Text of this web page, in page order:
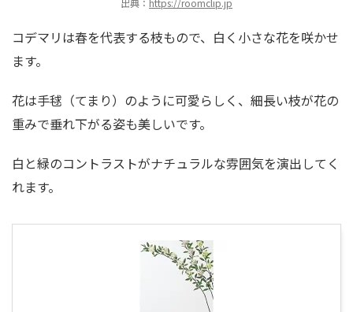
出典： https://roomclip.jp
コデマリは春を代表する枝もので、白く小さな花を咲かせ
ます。
花は手毬（てまり）のように可愛らしく、細長い枝が花の
重みで垂れ下がる姿も美しいです。
白と緑のコントラストがナチュラルな雰囲気を演出してく
れます。